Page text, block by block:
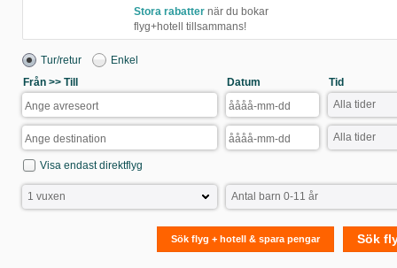
Stora rabatter när du bokar
flyg+hotell tillsammans!
Tur/retur
Enkel
Från >> Till
Datum Tid
Visa endast direktflyg
Sök
Sök flyg + hotell & spara pengar